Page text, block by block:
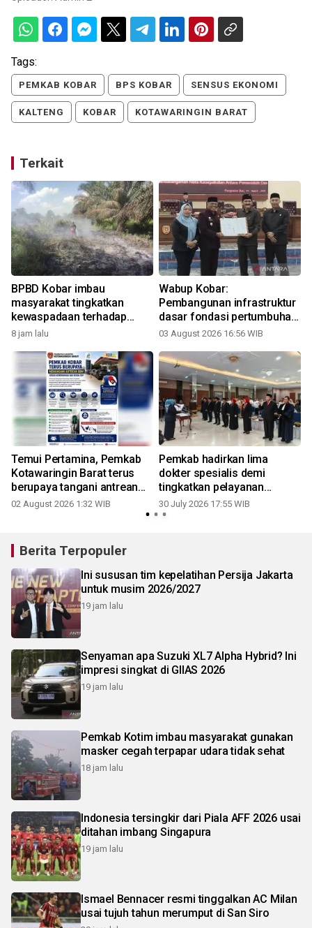
Tags:
PEMKAB KOBAR BPS KOBAR SENSUS EKONOMI
KALTENG KOBAR KOTAWARINGIN BARAT
Terkait
BPBD Kobar imbau
masyarakat tingkatkan
kewaspadaan terhadap
potensi karhutla
8 jam lalu
Wabup Kobar:
Pembangunan infrastruktur
dasar fondasi pertumbuhan
ekonomi
03 August 2026 16:56 WIB
Temui Pertamina, Pemkab
Kotawaringin Barat terus
berupaya tangani antrean
BBM sesuai kewenangan
02 August 2026 1:32 WIB
Pemkab hadirkan lima
dokter spesialis demi
tingkatkan pelayanan
kesehatan di Kobar
30 July 2026 17:55 WIB
Berita Terpopuler
Ini sususan tim kepelatihan Persija Jakarta
untuk musim 2026/2027
19 jam lalu
Senyaman apa Suzuki XL7 Alpha Hybrid? Ini
impresi singkat di GIIAS 2026
19 jam lalu
Pemkab Kotim imbau masyarakat gunakan
masker cegah terpapar udara tidak sehat
18 jam lalu
Indonesia tersingkir dari Piala AFF 2026 usai
ditahan imbang Singapura
19 jam lalu
Ismael Bennacer resmi tinggalkan AC Milan
usai tujuh tahun merumput di San Siro